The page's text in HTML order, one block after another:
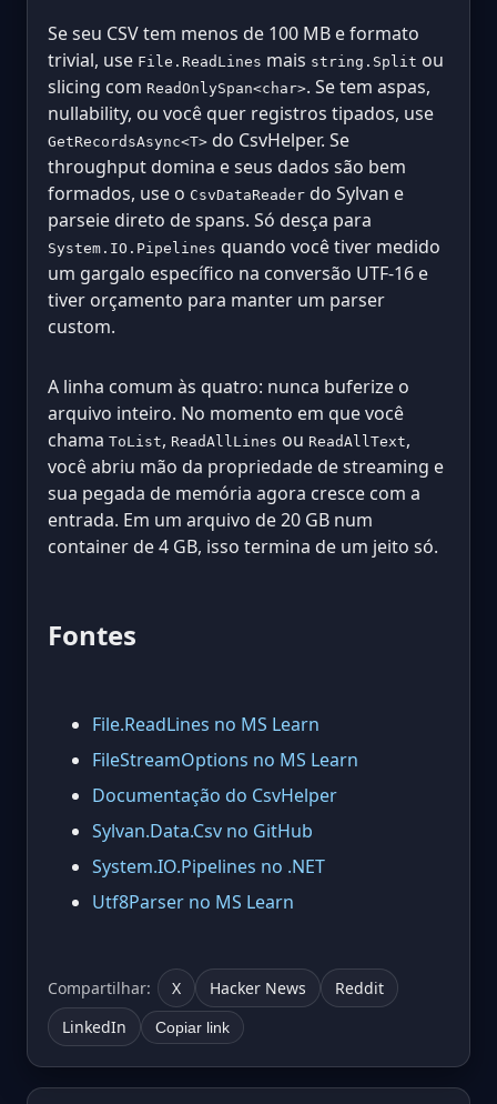
Se seu CSV tem menos de 100 MB e formato
trivial, use File.ReadLines mais string.Split ou
slicing com ReadOnlySpan<char>. Se tem aspas,
nullability, ou você quer registros tipados, use
GetRecordsAsync<T> do CsvHelper. Se
throughput domina e seus dados são bem
formados, use o CsvDataReader do Sylvan e
parseie direto de spans. Só desça para
System.IO.Pipelines quando você tiver medido
um gargalo específico na conversão UTF-16 e
tiver orçamento para manter um parser
custom.
A linha comum às quatro: nunca buferize o
arquivo inteiro. No momento em que você
chama ToList, ReadAllLines ou ReadAllText,
você abriu mão da propriedade de streaming e
sua pegada de memória agora cresce com a
entrada. Em um arquivo de 20 GB num
container de 4 GB, isso termina de um jeito só.
Fontes
File.ReadLines no MS Learn
FileStreamOptions no MS Learn
Documentação do CsvHelper
Sylvan.Data.Csv no GitHub
System.IO.Pipelines no .NET
Utf8Parser no MS Learn
Compartilhar: X Hacker News
Reddit
LinkedIn
Copiar link